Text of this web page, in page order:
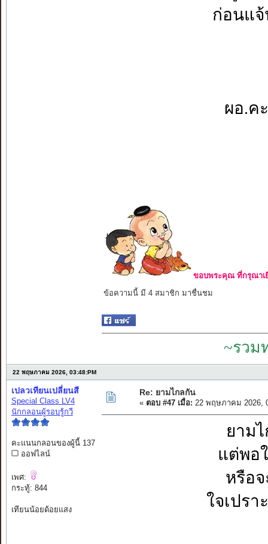
ก่อนแจ้
ผอ.ค
ขอบพระคุณ ที่กรุณาเ
ข้อความนี้ มี 4 สมาชิก มาชื่นชม
~รวม
22 พฤษภาคม 2026, 03:48:PM
เปลวเทียนเปลี่ยนสี
Special Class LV4
นักกลอนผู้รอบรู้กวี
คะแนนกลอนของผู้นี้ 137
ออฟไลน์
เพศ:
กระทู้: 844
เทียนน้อยด้อยแสง
Re: ยามไกลกัน
« ตอบ #47 เมื่อ: 22 พฤษภาคม 2026,
ยาม
แต่พอ
หรือ
ใจเปรา